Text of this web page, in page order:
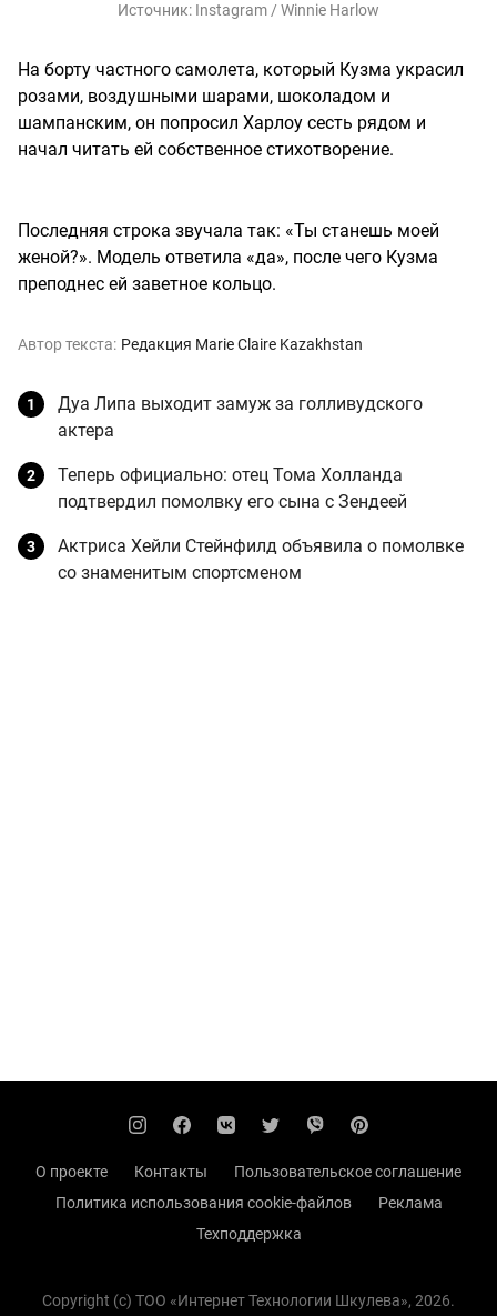
Источник: Instagram / Winnie Harlow
На борту частного самолета, который Кузма украсил
розами, воздушными шарами, шоколадом и
шампанским, он попросил Харлоу сесть рядом и
начал читать ей собственное стихотворение.
Последняя строка звучала так: «Ты станешь моей
женой?». Модель ответила «да», после чего Кузма
преподнес ей заветное кольцо.
Автор текста: Редакция Marie Claire Kazakhstan
Дуа Липа выходит замуж за голливудского
актера
Теперь официально: отец Тома Холланда
подтвердил помолвку его сына с Зендеей
Актриса Хейли Стейнфилд объявила о помолвке
со знаменитым спортсменом
О проекте Контакты
Пользовательское соглашение
Политика использования cookie-файлов
Реклама
Техподдержка
Copyright (с) TOO «Интернет Технологии Шкулева», 2026.